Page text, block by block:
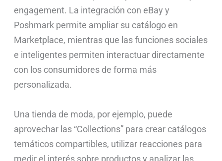
engagement. La integración con eBay y
Poshmark permite ampliar su catálogo en
Marketplace, mientras que las funciones sociales
e inteligentes permiten interactuar directamente
con los consumidores de forma más
personalizada.
Una tienda de moda, por ejemplo, puede
aprovechar las “Collections” para crear catálogos
temáticos compartibles, utilizar reacciones para
medir el interés sobre productos y analizar las